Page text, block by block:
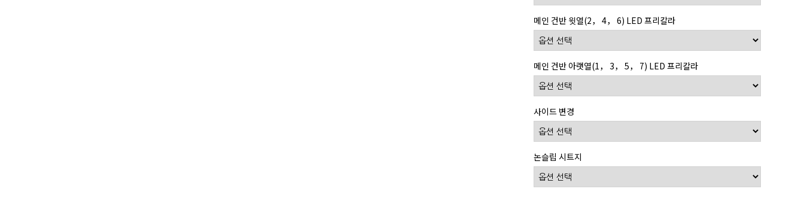
메인 건반 윗열(2， 4， 6) LED 프리칼라
메인 건반 아랫열(1， 3， 5， 7) LED 프리칼라
사이드 변경
논슬립 시트지